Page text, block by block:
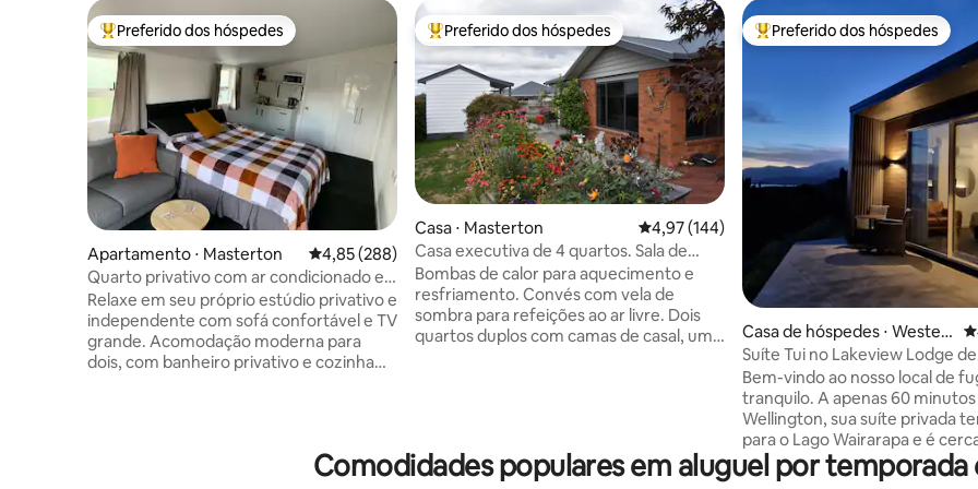
Entre os melhores preferidos dos hóspedes
Preferido dos hóspedes
Apartamento ⋅ Masterton 4,85 de uma avaliação média de 5, 288 avaliações
4,85 (288)
Quarto privativo com ar condicionado e
Wi-Fi
Relaxe em seu próprio estúdio privativo e
independente com sofá confortável e TV
grande. Acomodação moderna para
dois, com banheiro privativo e cozinha
aquecido durante todo o ano com uma
Entre os melhores preferidos dos hóspedes
Preferido dos hóspedes
Casa ⋅ Masterton 4,97 de uma avaliação média de 5, 144
4,97 (144)
Casa executiva de 4 quartos. Sala de
jantar ao ar livre
Bombas de calor para aquecimento e
resfriamento. Convés com vela de
sombra para refeições ao ar livre. Dois
quartos duplos com camas de casal, um
Banheiro separado com chuveiro sobre
banheira de hidromassagem. A uma
Entre os melhores preferidos
Preferido dos hóspedes
Casa de hóspedes ⋅ Wester
n Lake
Suíte Tui no Lakeview Lodge de
Wairarapa
Bem-vindo ao nosso local de
tranquilo. A apenas 60 minutos de
Wellington, sua suíte privada
para o Lago Wairarapa e é
terras agrícolas, arbustos e
lago e inclui seu próprio spa e
Comodidades populares em aluguel por